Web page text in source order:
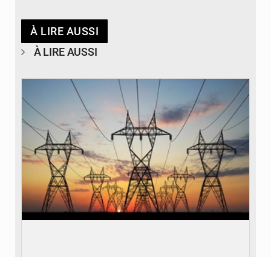
À LIRE AUSSI
À LIRE AUSSI